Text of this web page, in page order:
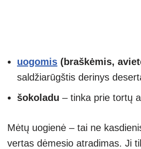
uogomis (braškėmis,
saldžiarūgštis derinys
šokoladu – tinka prie tortų
Mėtų uogienė – tai ne
vertas dėmesio atradimas. Ji